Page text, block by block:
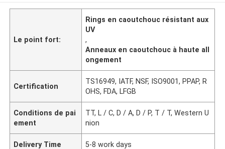
Le point fort:
Rings en caoutchouc résistant aux
UV
,
Anneaux en caoutchouc à haute all
ongement
Certification
TS16949, IATF, NSF, ISO9001, PPAP, R
OHS, FDA, LFGB
Conditions de pai
ement
TT, L / C, D / A, D / P, T / T, Western U
nion
Delivery Time 5-8 work days